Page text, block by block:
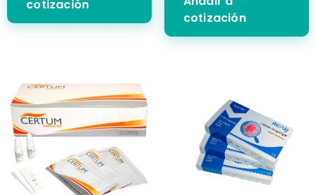
cotización
cotización